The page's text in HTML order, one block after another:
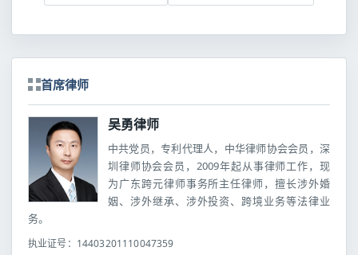
首席律师
吴勇律师
中共党员，专利代理人，中华律师协会会员，深
圳律师协会会员，2009年起从事律师工作，现
为广东跨元律师事务所主任律师，擅长涉外婚
姻、涉外继承、涉外投资、跨境业务等法律业
务。
执业证号：14403201110047359